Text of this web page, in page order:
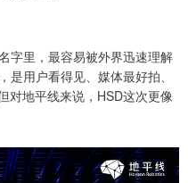
字里，最容易被外界迅速理解
用户看得见、媒体最好拍、
对地平线来说，HSD这次更像